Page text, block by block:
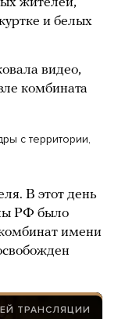
и белых
видео,
комбината
с территории,
В этот день
РФ было
имени
ТРАНСЛЯЦИИ